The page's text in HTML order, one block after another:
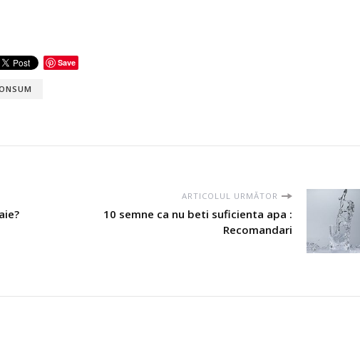
Save
ARTICOLUL URMĂTOR
10 semne ca nu beti suficienta apa :
Recomandari